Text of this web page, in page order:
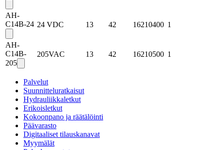
AH-
C14B-24 24 VDC 13 42 16210400 1
AH-
C14B-
205
205VAC 13 42 16210500 1
Palvelut
Suunnitteluratkaisut
Hydrauliikkaletkut
Erikoisletkut
Kokoonpano ja räätälöinti
Päävarasto
Digitaaliset tilauskanavat
Myymälät